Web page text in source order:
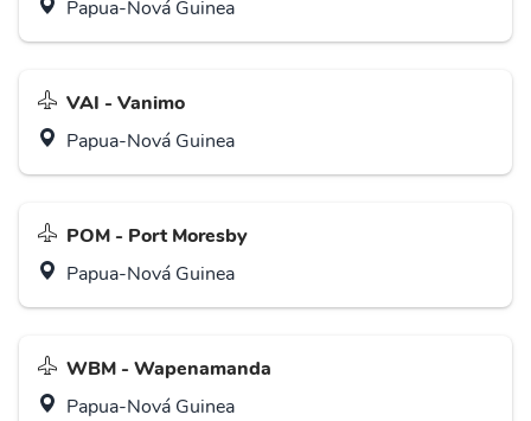
Papua-Nová Guinea
VAI - Vanimo
Papua-Nová Guinea
POM - Port Moresby
Papua-Nová Guinea
WBM - Wapenamanda
Papua-Nová Guinea